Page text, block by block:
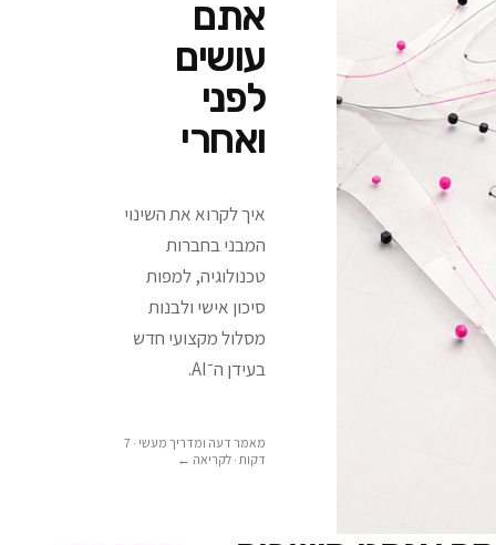
לפני
איך לקרוא את השינוי
המבני בחברות
טכנולוגיה, למפות
סיכון אישי ולבנות
מסלול מקצועי חדש
מאמר דעה ומדריך מעשי · 7